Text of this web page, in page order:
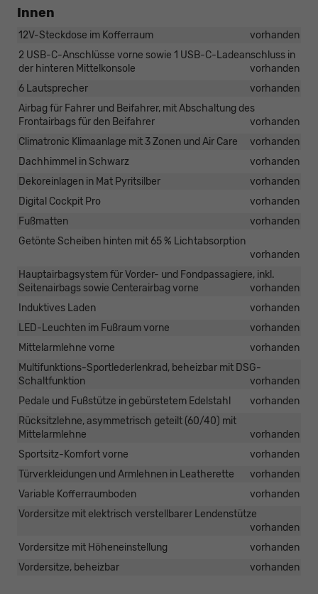
Innen
12V-Steckdose im Kofferraum
vorhanden
2 USB-C-Anschlüsse vorne sowie 1 USB-C-Ladeanschluss in
der hinteren Mittelkonsole
vorhanden
6 Lautsprecher
vorhanden
Airbag für Fahrer und Beifahrer, mit Abschaltung des
Frontairbags für den Beifahrer
vorhanden
Climatronic Klimaanlage mit 3 Zonen und Air Care
vorhanden
Dachhimmel in Schwarz
vorhanden
Dekoreinlagen in Mat Pyritsilber
vorhanden
Digital Cockpit Pro
vorhanden
Fußmatten
vorhanden
Getönte Scheiben hinten mit 65 % Lichtabsorption
vorhanden
Hauptairbagsystem für Vorder- und Fondpassagiere, inkl.
Seitenairbags sowie Centerairbag vorne
vorhanden
Induktives Laden
vorhanden
LED-Leuchten im Fußraum vorne
vorhanden
Mittelarmlehne vorne
vorhanden
Multifunktions-Sportlederlenkrad, beheizbar mit DSG-
Schaltfunktion
vorhanden
Pedale und Fußstütze in gebürstetem Edelstahl
vorhanden
Rücksitzlehne, asymmetrisch geteilt (60/40) mit
Mittelarmlehne
vorhanden
Sportsitz-Komfort vorne
vorhanden
Türverkleidungen und Armlehnen in Leatherette
vorhanden
Variable Kofferraumboden
vorhanden
Vordersitze mit elektrisch verstellbarer Lendenstütze
vorhanden
Vordersitze mit Höheneinstellung
vorhanden
Vordersitze, beheizbar
vorhanden